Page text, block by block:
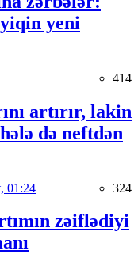
yeni
414
artırır, lakin
də neftdən
01:24 324
zəiflədiyi